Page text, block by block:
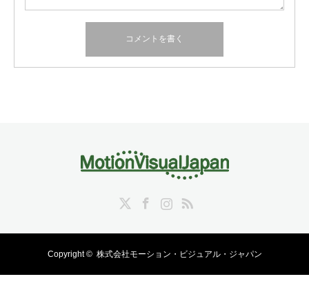
RSS
Copyright © 株式会社モーション・ビジュアル・ジャパン